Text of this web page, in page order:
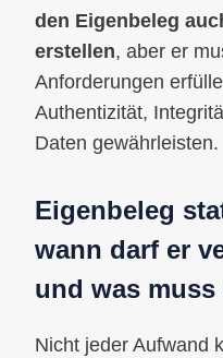
den Eigenbeleg
erstellen, aber er
Anforderungen
Authentizität,
Daten gewährleisten.
Eigenbeleg
wann darf er
und was
Nicht jeder Aufwand